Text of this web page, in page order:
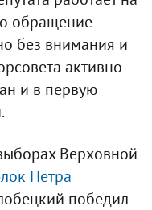
обращение
без внимания и
активно
и в первую
Верховной
Петра
победил